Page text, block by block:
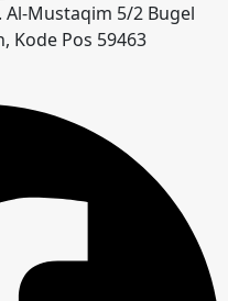
Al-Mustaqim 5/2 Bugel
Kode Pos 59463